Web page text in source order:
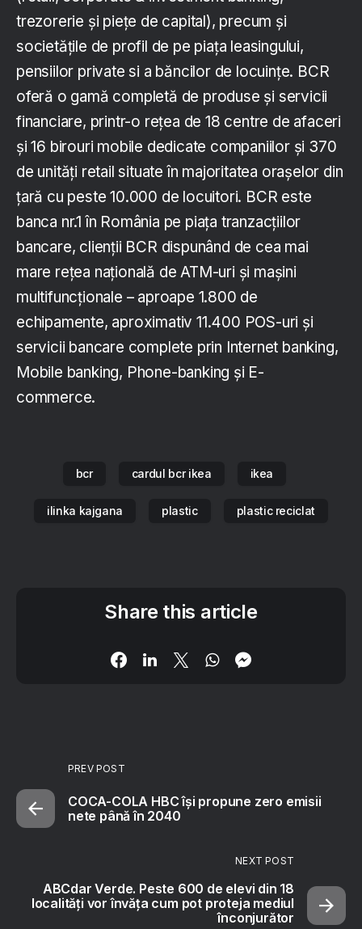
trezorerie şi pieţe de capital), precum şi
societăţile de profil de pe piaţa leasingului,
pensiilor private si a băncilor de locuinţe. BCR
oferă o gamă completă de produse și servicii
financiare, printr-o rețea de 18 centre de afaceri
și 16 birouri mobile dedicate companiilor și 370
de unități retail situate în majoritatea orașelor din
țară cu peste 10.000 de locuitori. BCR este
banca nr.1 în România pe piața tranzacțiilor
bancare, clienții BCR dispunând de cea mai
mare rețea națională de ATM-uri și mașini
multifuncționale – aproape 1.800 de
echipamente, aproximativ 11.400 POS-uri și
servicii bancare complete prin Internet banking,
Mobile banking, Phone-banking și E-
commerce.
bcr cardul bcr ikea ikea
ilinka kajgana plastic plastic reciclat
Share this article
PREV POST
COCA-COLA HBC își propune zero emisii
nete până în 2040
NEXT POST
ABCdar Verde. Peste 600 de elevi din 18
localități vor învăța cum pot proteja mediul
înconjurător